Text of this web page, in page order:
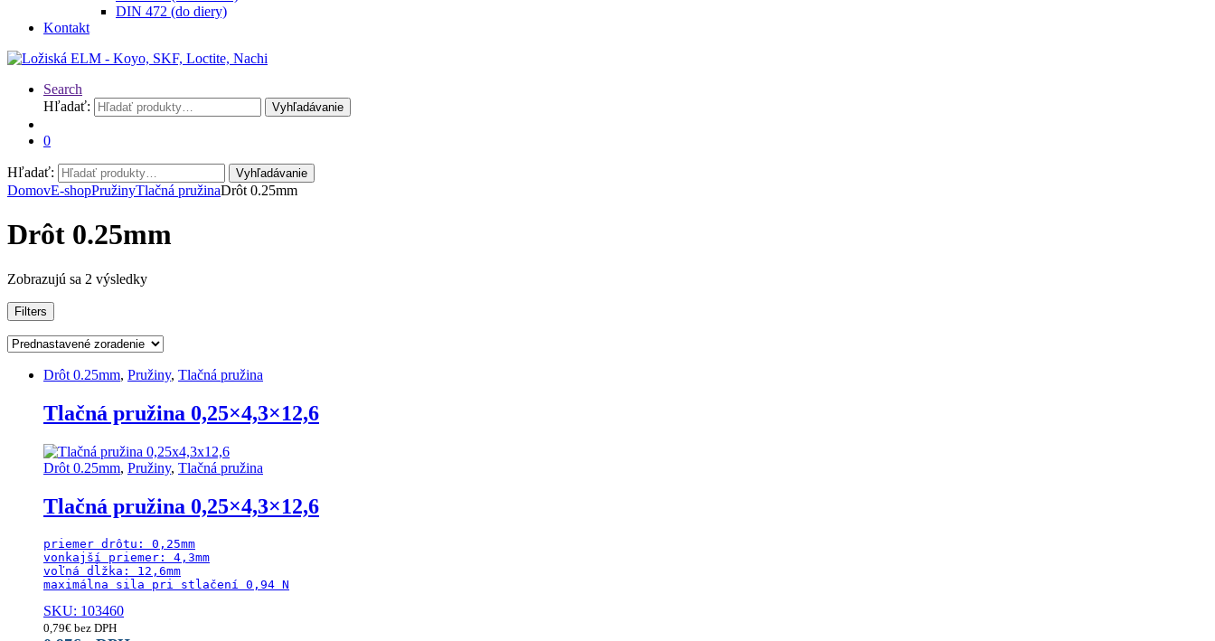
DIN 472 (do diery)
Kontakt
Search
Hľadať:
Vyhľadávanie
0
Hľadať: Vyhľadávanie
DomovE-shopPružinyTlačná pružinaDrôt 0.25mm
Drôt 0.25mm
Zobrazujú sa 2 výsledky
Filters
Drôt 0.25mm, Pružiny, Tlačná pružina
Tlačná pružina 0,25×4,3×12,6
Drôt 0.25mm, Pružiny, Tlačná pružina
Tlačná pružina 0,25×4,3×12,6
priemer drôtu: 0,25mm
vonkajší priemer: 4,3mm
voľná dĺžka: 12,6mm
maximálna sila pri stlačení 0,94 N
SKU: 103460
0,79€ bez DPH